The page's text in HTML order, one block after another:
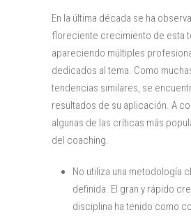
En la última década se ha
floreciente crecimiento de esta
apareciendo múltiples
dedicados al tema. Como
tendencias similares, se
resultados de su aplicación. A
algunas de las críticas más
del coaching.
No utiliza una metodología
definida. El gran y rápido
disciplina ha tenido como